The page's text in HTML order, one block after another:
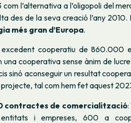
com l’alternativa a l’oligopoli del
des de la seva creació l’any 2010.
més gran d’Europa.
cooperatiu de 860.000
una cooperativa sense ànim de
sinó aconseguir un resultat
tal com hem fet aquest
contractes de comercialització
i empreses, 600 a